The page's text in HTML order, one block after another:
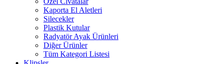
Kaporta El Aletleri
Silecekler
Plastik Kutular
Radyatör Ayak Ürünleri
Diğer Ürünler
Tüm Kategori Listesi